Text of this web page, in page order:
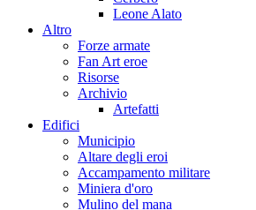
Leone Alato
Altro
Forze armate
Fan Art eroe
Risorse
Archivio
Artefatti
Edifici
Municipio
Altare degli eroi
Accampamento militare
Miniera d'oro
Mulino del mana